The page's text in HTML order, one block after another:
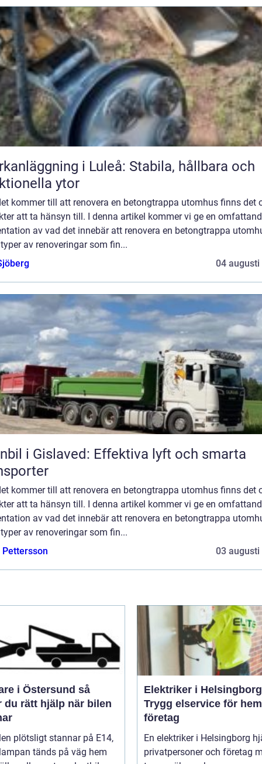
i Luleå: Stabila, hållbara och
ytor
kommer till att renovera en betongtrappa utomhus finns det
att ta hänsyn till. I denna artikel kommer vi ge en
av vad det innebär att renovera en betongtrappa
av renoveringar som fin...
04 augusti
i Gislaved: Effektiva lyft och smarta
kommer till att renovera en betongtrappa utomhus finns det
att ta hänsyn till. I denna artikel kommer vi ge en
av vad det innebär att renovera en betongtrappa
av renoveringar som fin...
03 augusti
i Östersund så
du rätt hjälp när bilen
plötsligt stannar på E14,
tänds på väg hem
Elektriker i
Trygg elservice för
företag
En elektriker i Helsingborg
privatpersoner och företag